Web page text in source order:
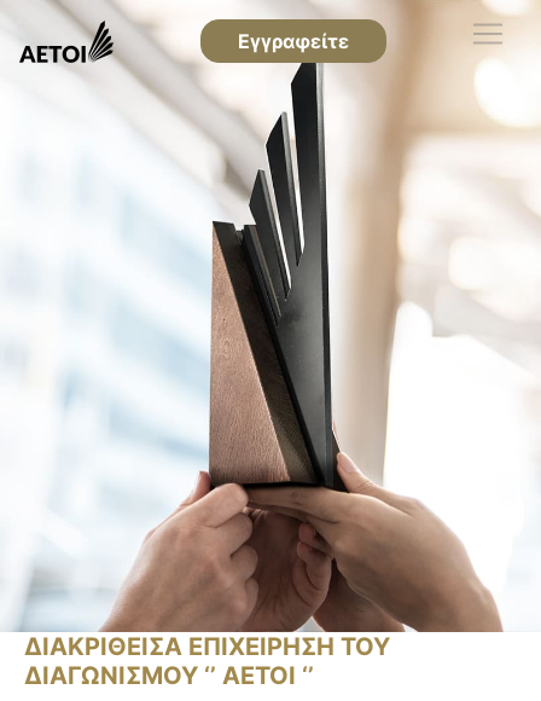
Εγγραφείτε
ΔΙΑΚΡΙΘΕΙΣΑ ΕΠΙΧΕΙΡΗΣΗ ΤΟΥ
ΔΙΑΓΩΝΙΣΜΟΥ ‘’ ΑΕΤΟΙ ‘’